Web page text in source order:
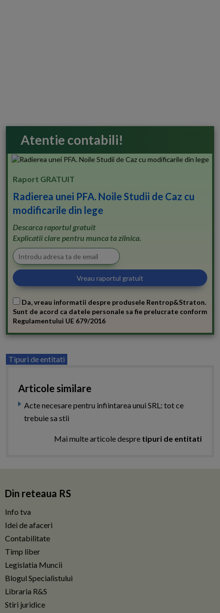
Atentie contabili!
Raport GRATUIT
Radierea unei PFA. Noile Studii de Caz cu
modificarile din lege
Descarca raportul gratuit
Explicatii clare pentru munca ta zilnica.
Da, vreau informatii despre produsele Rentrop&Straton.
Sunt de acord ca datele personale sa fie prelucrate conform
Regulamentului UE 679/2016
Tipuri de entitati
Articole similare
Acte necesare pentru infiintarea unui SRL: tot ce
trebuie sa stii
Mai multe articole despre tipuri de entitati
Din reteaua RS
Info tva
Idei de afaceri
Contabilitate
Timp liber
Legislatia Muncii
Blogul Specialistului
Libraria R&S
Stiri juridice